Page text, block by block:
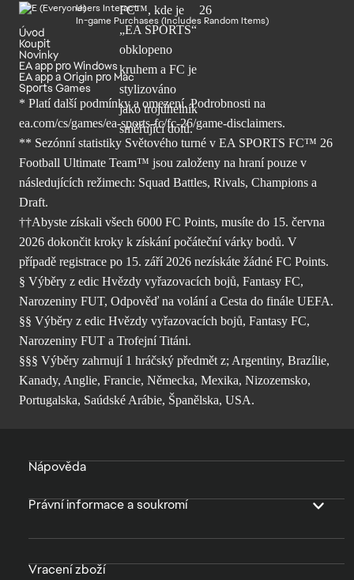
Users Interact
In-game Purchases (Includes Random Items)
Úvod
Koupit
Novinky
EA app pro Windows
EA app a Origin pro Mac
Sports Games
* Platí další podmínky a omezení. Podrobnosti na
ea.com/cs/games/ea-sports-fc/fc-26/game-disclaimers.
** Sezónní statistiky Světového turné v EA SPORTS FC™ 26
Football Ultimate Team™ jsou založeny na hraní pouze v
následujících režimech: Squad Battles, Rivals, Champions a
Draft.
††Abyste získali všech 6000 FC Points, musíte do 15. června
2026 dokončit kroky k získání počáteční várky bodů. V
případě registrace po 15. září 2026 nezískáte žádné FC Points.
§ Výběry z edic Hvězdy vyřazovacích bojů, Fantasy FC,
Narozeniny FUT, Odpověď na volání a Cesta do finále UEFA.
§§ Výběry z edic Hvězdy vyřazovacích bojů, Fantasy FC,
Narozeniny FUT a Trofejní Titáni.
§§§ Výběry zahrnují 1 hráčský předmět z; Argentiny, Brazílie,
Kanady, Anglie, Francie, Německa, Mexika, Nizozemsko,
Portugalska, Saúdské Arábie, Španělska, USA.
Nápověda
Právní informace a soukromí
Vracení zboží